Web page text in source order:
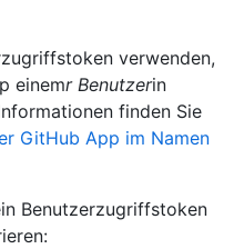
verwenden,
einemr Benutzerin
finden Sie
GitHub App im Namen
Benutzerzugriffstoken